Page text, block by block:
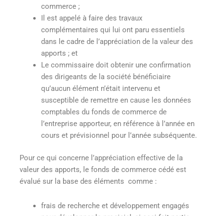
commerce ;
Il est appelé à faire des travaux
complémentaires qui lui ont paru essentiels
dans le cadre de l’appréciation de la valeur des
apports ; et
Le commissaire doit obtenir une confirmation
des dirigeants de la société bénéficiaire
qu’aucun élément n’était intervenu et
susceptible de remettre en cause les données
comptables du fonds de commerce de
l’entreprise apporteur, en référence à l’année en
cours et prévisionnel pour l’année subséquente.
Pour ce qui concerne l’appréciation effective de la
valeur des apports, le fonds de commerce cédé est
évalué sur la base des éléments comme :
frais de recherche et développement engagés